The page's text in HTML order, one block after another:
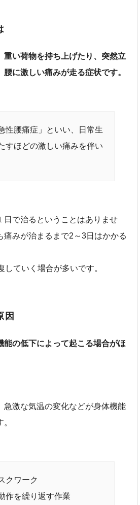
重い荷物を持ち上げたり、突然立
に激しい痛みが走る症状です。
性腰痛症」といい、日常生
すほどの激しい痛みを伴い
日で治るということはありませ
痛みが治まるまで2～3日はかかる
していく場合が多いです。
因
能の低下によって起こる場合がほ
急激な気温の変化などが身体機能
クワーク
作を繰り返す作業